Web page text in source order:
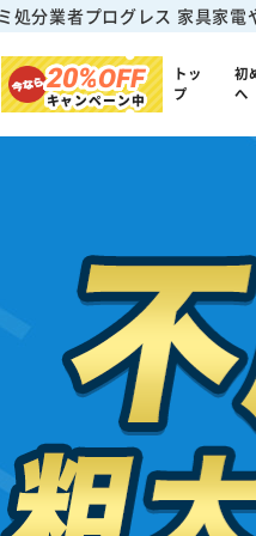
処分業者プログレス 家具家電
20%OFF
キャンペーン中
トッ
プ
初
へ